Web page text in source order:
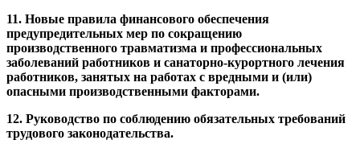
11. Новые правила финансового обеспечения
предупредительных мер по сокращению
производственного травматизма и профессиональных
заболеваний работников и санаторно-курортного лечения
работников, занятых на работах с вредными и (или)
опасными производственными факторами.
12. Руководство по соблюдению обязательных требований
трудового законодательства.